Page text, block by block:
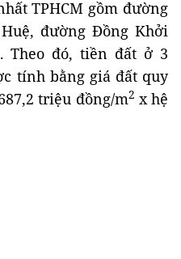
TPHCM gồm đường
đường Đồng Khởi
Theo đó, tiền đất ở 3
tính bằng giá đất quy
triệu đồng/m2 x hệ